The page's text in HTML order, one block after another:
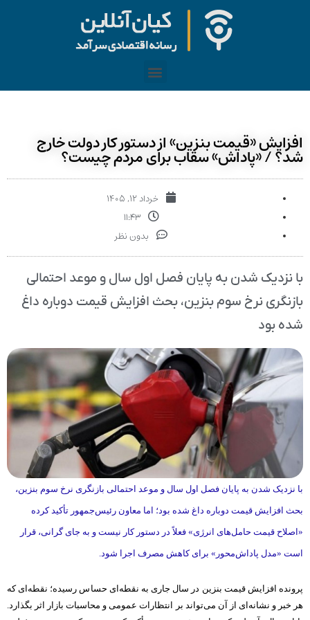
افزایش «قیمت بنزین» از دستور کار دولت خارج
شد؟ / «پاداش» سقاب برای مردم چیست؟
خرداد ۱۲, ۱۴۰۵
۱۱:۴۳
بدون نظر
با نزدیک شدن به پایان فصل اول سال و موعد احتمالی
بازنگری نرخ سوم بنزین، بحث افزایش قیمت دوباره داغ
شده بود
با نزدیک شدن به پایان فصل اول سال و موعد احتمالی بازنگری نرخ سوم بنزین،
بحث افزایش قیمت دوباره داغ شده بود؛ اما معاون رئیس‌جمهور تأکید کرده
«اصلاح قیمت حامل‌های انرژی» فعلاً در دستور کار نیست و به جای گرانی، قرار
است «مدل پاداش‌محور» برای کاهش مصرف اجرا شود.
پرونده افزایش قیمت بنزین در سال جاری به نقطه‌ای حساس رسیده؛ نقطه‌ای که
هر خبر و نشانه‌ای از آن می‌تواند بر انتظارات عمومی و محاسبات بازار اثر بگذارد.